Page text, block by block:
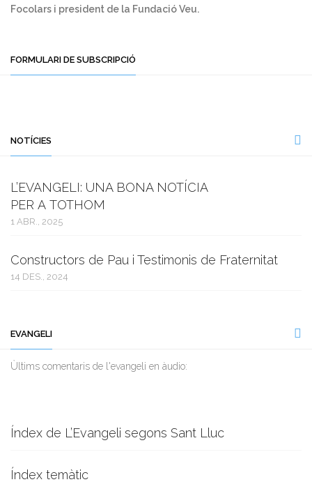
Focolars i president de la Fundació Veu.
FORMULARI DE SUBSCRIPCIÓ
NOTÍCIES
L’EVANGELI: UNA BONA NOTÍCIA
PER A TOTHOM
1 ABR., 2025
Constructors de Pau i Testimonis de Fraternitat
14 DES., 2024
EVANGELI
Ùltims comentaris de l'evangeli en àudio:
Índex de L’Evangeli segons Sant Lluc
Índex temàtic